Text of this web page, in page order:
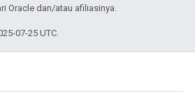
Oracle dan/atau afiliasinya.
07-25 UTC.